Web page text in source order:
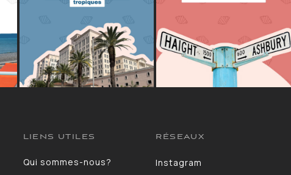
LIENS UTILES
Qui sommes-nous?
RÉSEAUX
Instagram